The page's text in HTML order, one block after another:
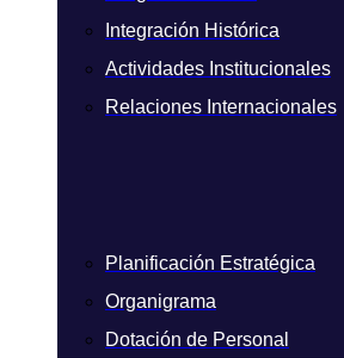
Integración Histórica
Actividades Institucionales
Relaciones Internacionales
Planificación Estratégica
Organigrama
Dotación de Personal